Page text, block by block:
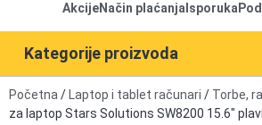
Kategorije proizvoda
AkcijeNačin plaćanja Isporuka
Početna / Laptop i tablet računari / Torbe,
za laptop Stars Solutions SW8200 15.6″ plavi